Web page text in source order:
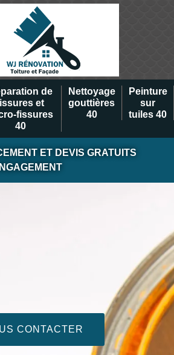
de
et
fissures
40
Nettoyage
gouttières
40
Peinture
sur
tuiles 40
ET DEVIS GRATUITS
CONTACTER